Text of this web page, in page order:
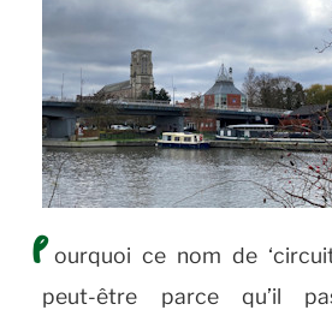
P ourquoi ce nom de
peut-être parce qu’il